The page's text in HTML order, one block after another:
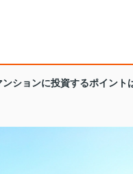
ションに投資するポイント